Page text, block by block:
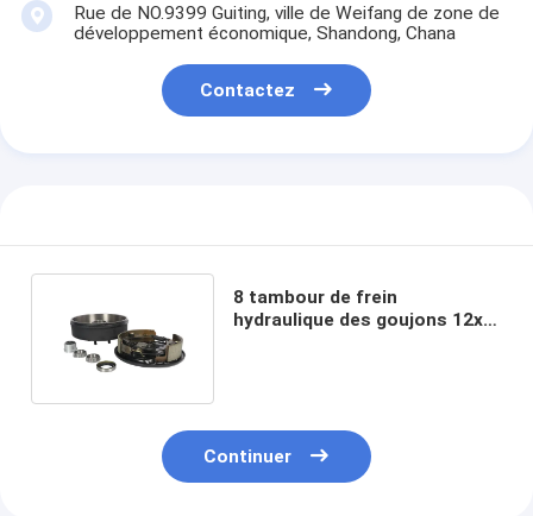
Rue de NO.9399 Guiting, ville de Weifang de zone de
développement économique, Shandong, Chana
Contactez
8 tambour de frein
hydraulique des goujons 12x2
Continuer